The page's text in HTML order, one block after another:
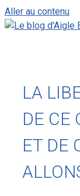
Aller au contenu
LA
DE CE
ET DE